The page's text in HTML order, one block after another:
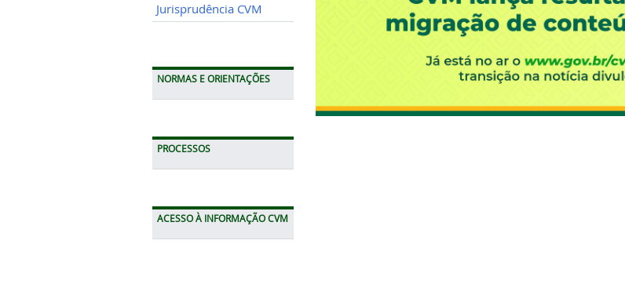
Jurisprudência CVM
NORMAS E ORIENTAÇÕES
PROCESSOS
ACESSO À INFORMAÇÃO CVM